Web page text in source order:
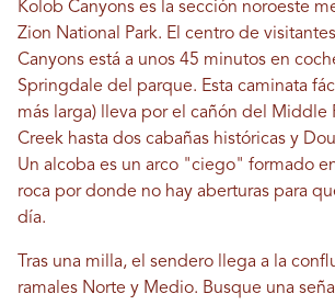
Kolob Canyons es la sección noroeste
Zion National Park. El centro de
Canyons está a unos 45 minutos en
Springdale del parque. Esta caminata
más larga) lleva por el cañón del Middle
Creek hasta dos cabañas históricas y
Un alcoba es un arco "ciego" formado
roca por donde no hay aberturas para
día.
Tras una milla, el sendero llega a la
ramales Norte y Medio. Busque una